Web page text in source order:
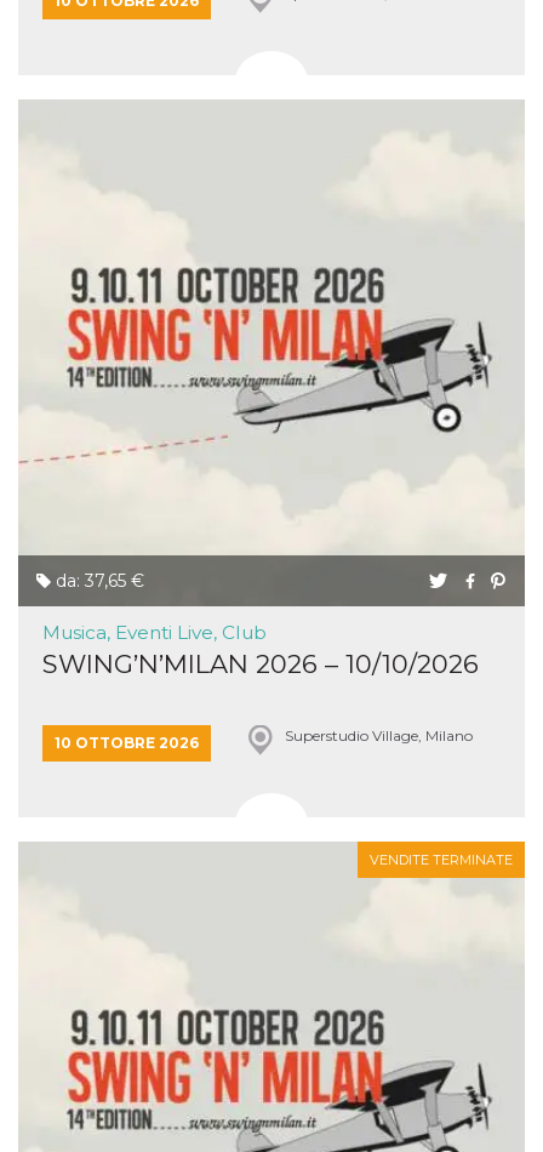
da: 37,65 €
Musica, Eventi Live, Club
SWING’N’MILAN 2026 – 10/10/2026
10 OTTOBRE 2026 Superstudio Village, Milano
VENDITE TERMINATE